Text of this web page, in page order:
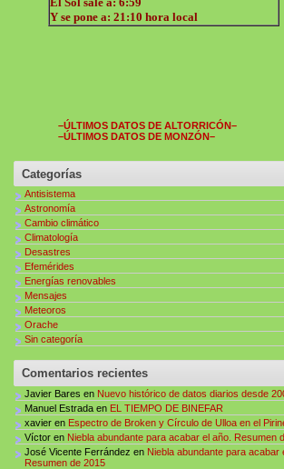
–ÚLTIMOS DATOS DE ALTORRICÓN–
–ÚLTIMOS DATOS DE MONZÓN–
Categorías
Antisistema
Astronomía
Cambio climático
Climatología
Desastres
Efemérides
Energías renovables
Mensajes
Meteoros
Orache
Sin categoría
Comentarios recientes
Javier Bares en Nuevo histórico de datos diarios desde
Manuel Estrada en EL TIEMPO DE BINEFAR
xavier en Espectro de Broken y Círculo de Ulloa en el
Víctor en Niebla abundante para acabar el año. Resumen
José Vicente Ferrández en Niebla abundante para acabar
Resumen de 2015